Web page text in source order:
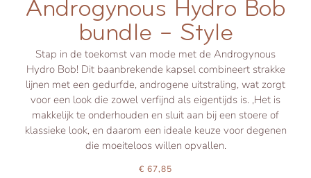
Androgynous Hydro Bob
bundle – Style
Stap in de toekomst van mode met de Androgynous
Hydro Bob! Dit baanbrekende kapsel combineert strakke
lijnen met een gedurfde, androgene uitstraling, wat zorgt
voor een look die zowel verfijnd als eigentijds is. ,Het is
makkelijk te onderhouden en sluit aan bij een stoere of
klassieke look, en daarom een ideale keuze voor degenen
die moeiteloos willen opvallen.
€ 67,85